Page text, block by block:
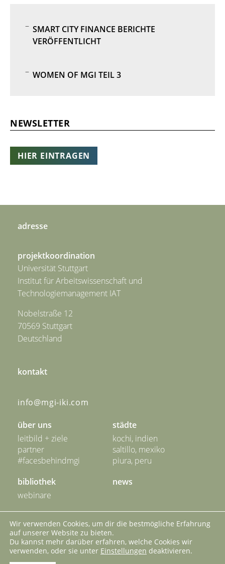
SMART CITY FINANCE BERICHTE
VERÖFFENTLICHT
WOMEN OF MGI TEIL 3
NEWSLETTER
HIER EINTRAGEN
adresse
projektkoordination
Universität Stuttgart
Institut für Arbeitswissenschaft und
Technologiemanagement IAT
Nobelstraße 12
70569 Stuttgart
Deutschland
kontakt
info@mgi-iki.com
über uns
leitbild + ziele
partner
#facesbehindmgi
städte
kochi, indien
saltillo, mexiko
piura, peru
bibliothek
webinare
news
impressum
datenschutz
Wir verwenden Cookies, um dir die bestmögliche Erfahrung
auf unserer Website zu bieten.
Du kannst mehr darüber erfahren, welche Cookies wir
verwenden, oder sie unter Einstellungen deaktivieren.